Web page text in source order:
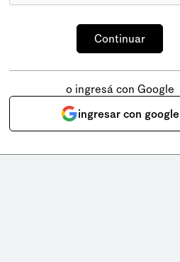
o ingresá con Google
ingresar con google